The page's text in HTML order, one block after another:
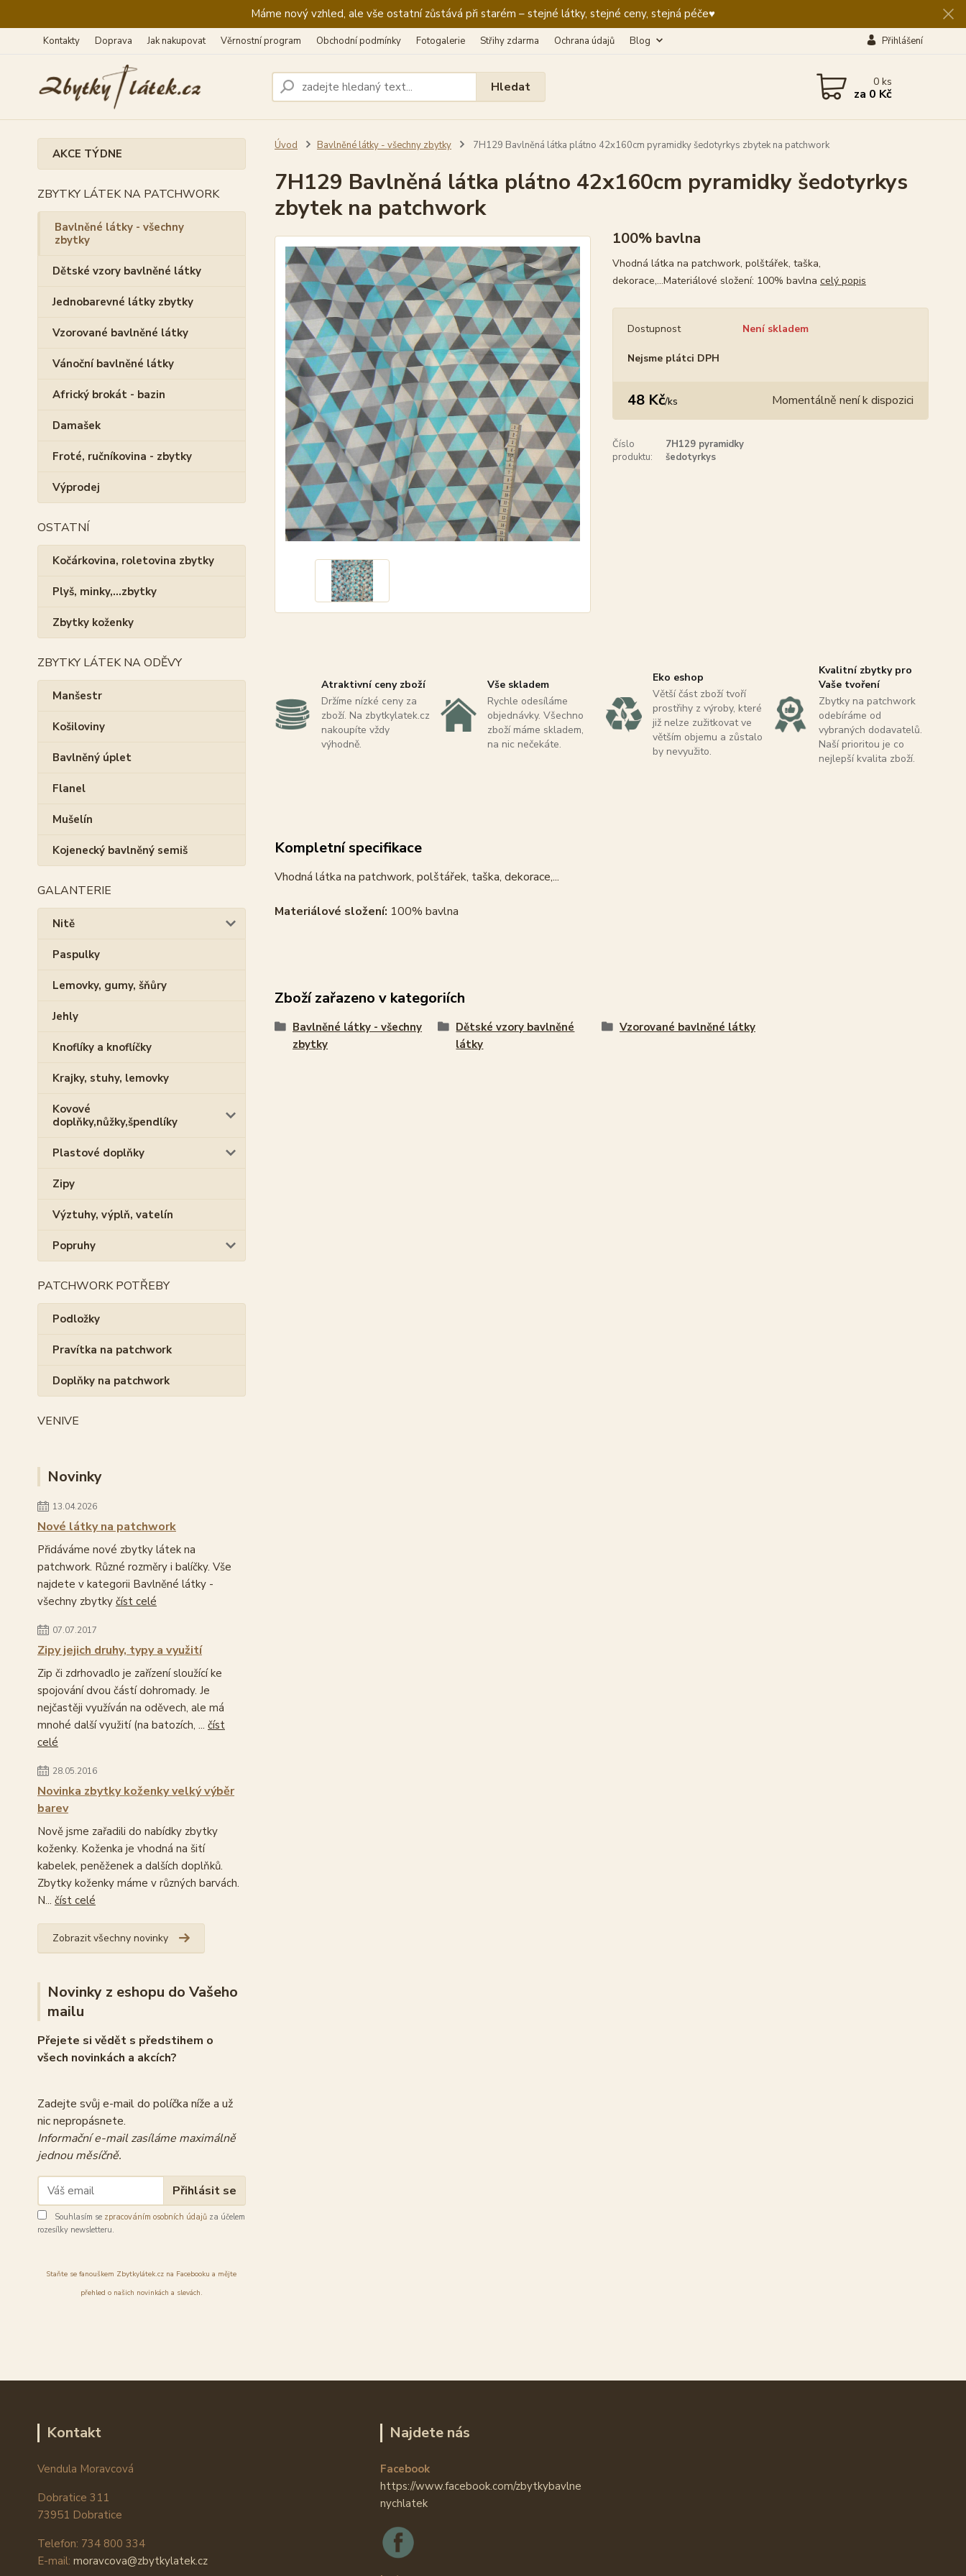
Máme nový vzhled, ale vše ostatní zůstává při starém – stejné látky, stejné ceny, stejná péče♥️
Kontakty Doprava Jak nakupovat Věrnostní program Obchodní podmínky Fotogalerie Střihy zdarma Ochrana údajů Blog Přihlášení
Hledat 0ks
za 0 Kč
AKCE TÝDNE
ZBYTKY LÁTEK NA PATCHWORK
Bavlněné látky - všechny
zbytky
Dětské vzory bavlněné látky
Jednobarevné látky zbytky
Vzorované bavlněné látky
Vánoční bavlněné látky
Africký brokát - bazin
Damašek
Froté, ručníkovina - zbytky
Výprodej
OSTATNÍ
Kočárkovina, roletovina zbytky
Plyš, minky,...zbytky
Zbytky koženky
ZBYTKY LÁTEK NA ODĚVY
Manšestr
Košiloviny
Bavlněný úplet
Flanel
Mušelín
Kojenecký bavlněný semiš
GALANTERIE
Nitě
Paspulky
Lemovky, gumy, šňůry
Jehly
Knoflíky a knoflíčky
Krajky, stuhy, lemovky
Kovové
doplňky,nůžky,špendlíky
Plastové doplňky
Zipy
Výztuhy, výplň, vatelín
Popruhy
PATCHWORK POTŘEBY
Podložky
Pravítka na patchwork
Doplňky na patchwork
VENIVE
Novinky
13.04.2026
Nové látky na patchwork
Přidáváme nové zbytky látek na
patchwork. Různé rozměry i balíčky. Vše
najdete v kategorii Bavlněné látky -
všechny zbytky číst celé
07.07.2017
Zipy jejich druhy, typy a využití
Zip či zdrhovadlo je zařízení sloužící ke
spojování dvou částí dohromady. Je
nejčastěji využíván na oděvech, ale má
mnohé další využití (na batozích, ... číst
celé
28.05.2016
Novinka zbytky koženky velký výběr
barev
Nově jsme zařadili do nabídky zbytky
koženky. Koženka je vhodná na šití
kabelek, peněženek a dalších doplňků.
Zbytky koženky máme v různých barvách.
N... číst celé
Zobrazit všechny novinky
Novinky z eshopu do Vašeho
mailu
Přejete si vědět s předstihem o
všech novinkách a akcích?
Zadejte svůj e-mail do políčka níže a už
nic nepropásnete.
Informační e-mail zasíláme maximálně
jednou měsíčně.
Přihlásit se
Souhlasím se zpracováním osobních údajů za účelem
rozesílky newsletteru.
Staňte se fanouškem Zbytkylátek.cz na Facebooku a mějte
přehled o našich novinkách a slevách.
Úvod Bavlněné látky - všechny zbytky 7H129 Bavlněná látka plátno 42x160cm pyramidky šedotyrkys zbytek na patchwork
7H129 Bavlněná látka plátno 42x160cm pyramidky šedotyrkys
zbytek na patchwork
100% bavlna
Vhodná látka na patchwork, polštářek, taška,
dekorace,...Materiálové složení: 100% bavlna celý popis
Dostupnost Není skladem
Nejsme plátci DPH
48 Kč/ks Momentálně není k dispozici
Číslo
produktu:
7H129 pyramidky
šedotyrkys
Atraktivní ceny zboží
Držíme nízké ceny za
zboží. Na zbytkylatek.cz
nakoupíte vždy
výhodně.
Vše skladem
Rychle odesíláme
objednávky. Všechno
zboží máme skladem,
na nic nečekáte.
Eko eshop
Větší část zboží tvoří
prostřihy z výroby, které
již nelze zužitkovat ve
větším objemu a zůstalo
by nevyužito.
Kvalitní zbytky pro
Vaše tvoření
Zbytky na patchwork
odebíráme od
vybraných dodavatelů.
Naší prioritou je co
nejlepší kvalita zboží.
Kompletní specifikace
Vhodná látka na patchwork, polštářek, taška, dekorace,...
Materiálové složení: 100% bavlna
Zboží zařazeno v kategoriích
Bavlněné látky - všechny
zbytky
Dětské vzory bavlněné
látky
Vzorované bavlněné látky
Kontakt
Vendula Moravcová
Dobratice 311
73951 Dobratice
Telefon: 734 800 334
E-mail: moravcova@zbytkylatek.cz
Najdete nás
Facebook
https://www.facebook.com/zbytkybavlne
nychlatek